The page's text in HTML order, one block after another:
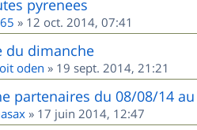
pyrenees
» 12 oct. 2014, 07:41
du dimanche
oden » 19 sept. 2014, 21:21
partenaires du 08/08/14
» 17 juin 2014, 12:47